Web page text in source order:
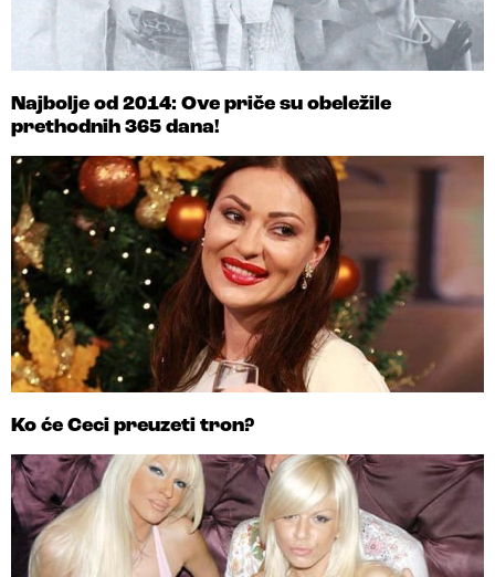
Najbolje od 2014: Ove priče su obeležile
prethodnih 365 dana!
Ko će Ceci preuzeti tron?